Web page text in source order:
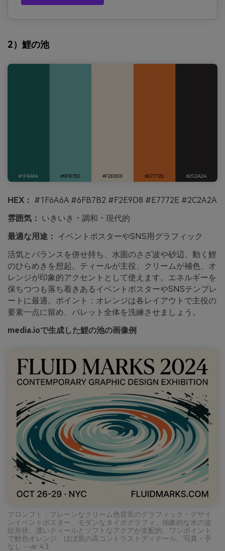
2）鯉の池
HEX： #1F6A6A #6FB7B2 #F2E9D8 #E7772E #2C2A2A
雰囲気： いきいき・調和・現代的
最適な用途：
イベントポスターやSNS用グラフィック
活気とバランスを併せ持ち、水面のさざ波や砂辺、動く鯉
のひらめきを想起。ティールが主役、クリームが補色、オ
レンジが印象的アクセントとして使えます。エネルギーを
保ちつつも落ち着きあるイベントポスターやSNSテンプレ
ートに最適。ポイント：オレンジは各レイアウトで主役の
要素一点に留め、パレット全体を洗練させましょう。
media.ioで生成した鯉の池の画像例
プロンプト：プレーンなクリーム色背景のグラフィック・デザイ
ンイベントポスター、モダンなタイポグラフィ、抽象的な水の波
紋形状、濃いティールとソフトなアクアが支配的、ワンポイント
で鯉色オレンジ、ほぼ黒の高コントラストディテール、写真・手
なし --ar 4:3